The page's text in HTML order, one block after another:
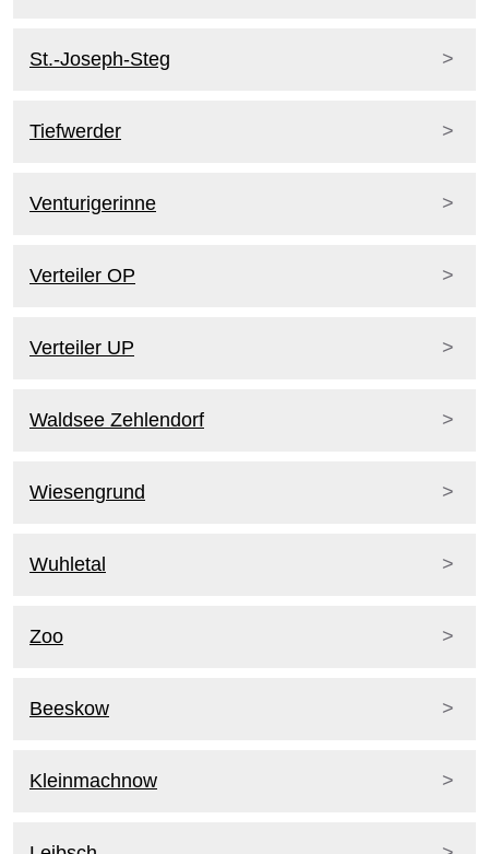
St.-Joseph-Steg
Tiefwerder
Venturigerinne
Verteiler OP
Verteiler UP
Waldsee Zehlendorf
Wiesengrund
Wuhletal
Zoo
Beeskow
Kleinmachnow